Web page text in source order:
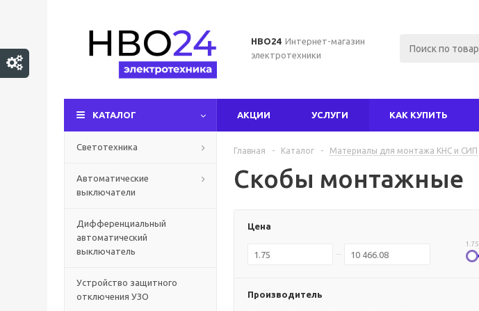
НВО24 Интернет-магазин
электротехники
КАТАЛОГ АКЦИИ УСЛУГИ КАК КУПИТЬ
Светотехника
Автоматические
выключатели
Дифференциальный
автоматический
выключатель
Устройство защитного
отключения УЗО
Главная - Каталог - Материалы для монтажа КНС и СИП
Скобы монтажные
Цена
1.75
Производитель